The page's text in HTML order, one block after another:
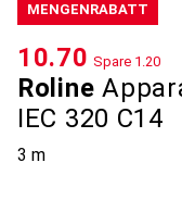
MENGENRABATT
Roline
IEC 320 C14
3 m
CHF
10.70 Spare CHF
1.20